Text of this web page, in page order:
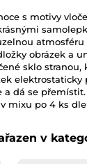
s motivy
atmosféru
obrázek a
sklo stranou,
elektrostaticky
a dá se přemístit.
mixu po 4 ks
v